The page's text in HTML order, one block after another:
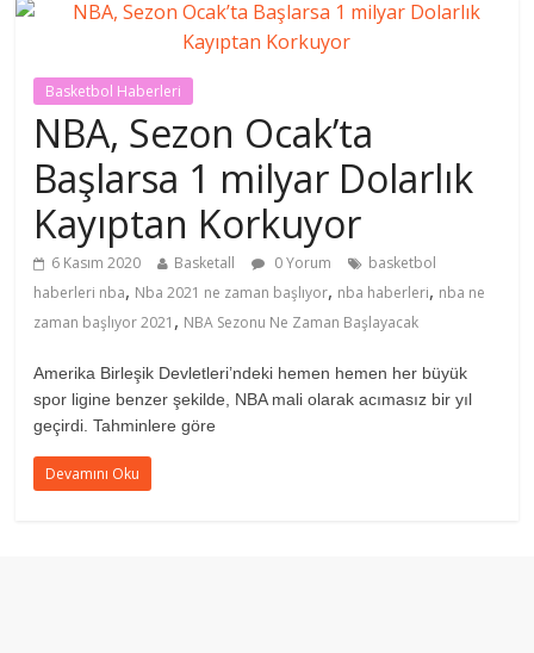
Basketbol Haberleri
NBA, Sezon Ocak’ta
Başlarsa 1 milyar Dolarlık
Kayıptan Korkuyor
6 Kasım 2020 Basketall 0 Yorum
basketbol
haberleri nba, Nba 2021 ne zaman başlıyor, nba haberleri, nba ne
zaman başlıyor 2021 , NBA Sezonu Ne Zaman Başlayacak
Amerika Birleşik Devletleri’ndeki hemen hemen her büyük
spor ligine benzer şekilde, NBA mali olarak acımasız bir yıl
geçirdi. Tahminlere göre
Devamını Oku